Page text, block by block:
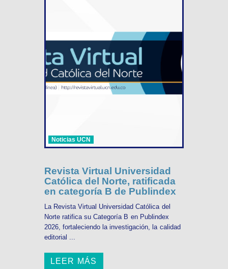
Noticias UCN
Revista Virtual Universidad
Católica del Norte, ratificada
en categoría B de Publindex
La Revista Virtual Universidad Católica del
Norte ratifica su Categoría B en Publindex
2026, fortaleciendo la investigación, la calidad
editorial ...
LEER MÁS